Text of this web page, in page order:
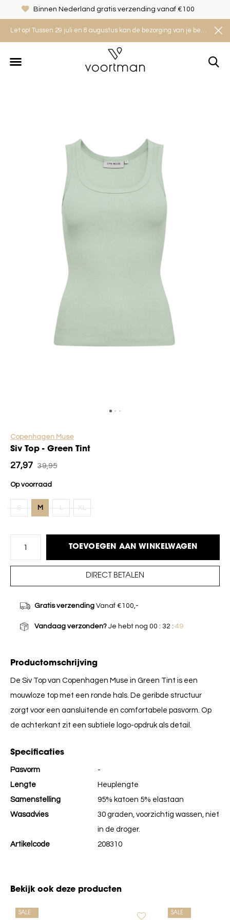
Let op! Tussen 29 juli en 8 augustus kan de bezorging van je bestelling iets langer duren. Houd rekening met een levertijd van 2 tot 4 werkdagen.
Veilig shoppen met het Thuiswinkel Waarborg
Copenhagen Muse
Siv Top - Green Tint
27,97 39,95
Op voorraad
S M L XL
TOEVOEGEN AAN WINKELWAGEN
DIRECT BETALEN
Gratis verzendingVanaf €100,-
Vandaag verzonden?Je hebt nog 00 : 32 : 48
Productomschrijving
De Siv Top van Copenhagen Muse in Green Tint is een
mouwloze top met een ronde hals. De geribde structuur
zorgt voor een aansluitende en comfortabele pasvorm. Op
de achterkant zit een subtiele logo-opdruk als detail.
Specificaties
Pasvorm
-
Lengte
Heuplengte
Samenstelling
95% katoen 5% elastaan
Wasadvies
30 graden, voorzichtig wassen, niet
in de droger.
Artikelcode
208310
Bekijk ook deze producten
SALE SALE